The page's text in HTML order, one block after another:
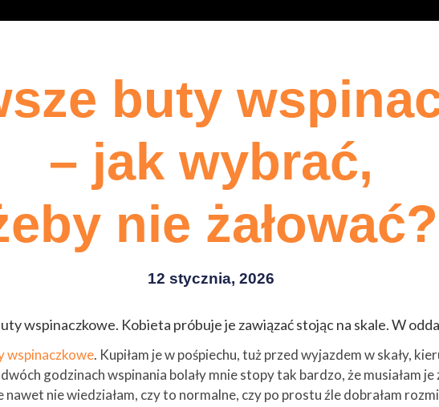
buty
– jak wybrać,
nie żałować?
12 stycznia, 2026
wspinaczkowe. Kupiłam je w pośpiechu, tuż przed wyjazdem w skały,
godzinach wspinania bolały mnie stopy tak bardzo, że musiałam
nawet nie wiedziałam, czy to normalne, czy po prostu źle dobrałam